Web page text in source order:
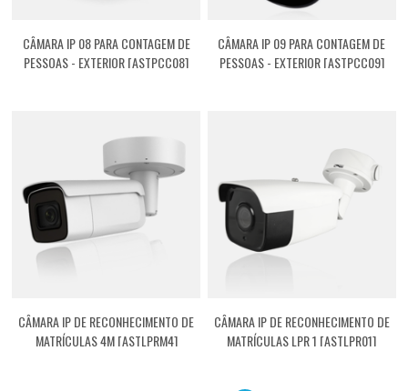
CÂMARA IP 08 PARA CONTAGEM DE
PESSOAS - EXTERIOR [ASTPCC08]
CÂMARA IP 09 PARA CONTAGEM DE
PESSOAS - EXTERIOR [ASTPCC09]
CÂMARA IP DE RECONHECIMENTO DE
MATRÍCULAS 4M [ASTLPRM4]
CÂMARA IP DE RECONHECIMENTO DE
MATRÍCULAS LPR 1 [ASTLPR01]